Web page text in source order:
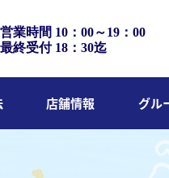
営業時間 10：00～19：00
最終受付 18：30迄
店舗情報 グル